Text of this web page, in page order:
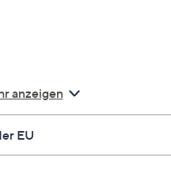
anzeigen
EU